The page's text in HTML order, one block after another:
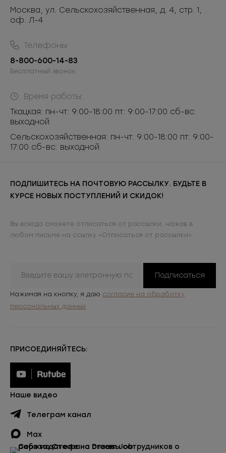
Москва, ул. Сельскохозяйственная, д. 4, стр. 1,
оф. Л-4
Телефоны:
8-800-600-14-83
Бесплатный звонок
Время работы:
Ткацкая: пн-чт: 9:00-18:00 пт: 9:00-17:00 сб-вс:
выходной
Сельскохозяйственная: пн-чт: 9:00-18:00 пт: 9:00-
17:00 сб-вс: выходной
ПОДПИШИТЕСЬ НА ПОЧТОВУЮ РАССЫЛКУ. БУДЬТЕ В
КУРСЕ НОВЫХ ПОСТУПЛЕНИЙ И СКИДОК!
Вы всегда сможете отписаться от рассылки, нажав в
любом письме на ссылку «Отписаться от рассылки»
Подписаться
Нажимая на кнопку, я даю согласие на обработку
персональных данных
ПРИСОЕДИНЯЙТЕСЬ:
Наше видео
Телеграм канал
Max